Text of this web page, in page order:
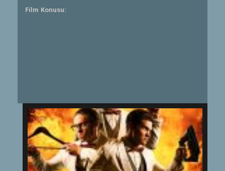
Film Konusu: